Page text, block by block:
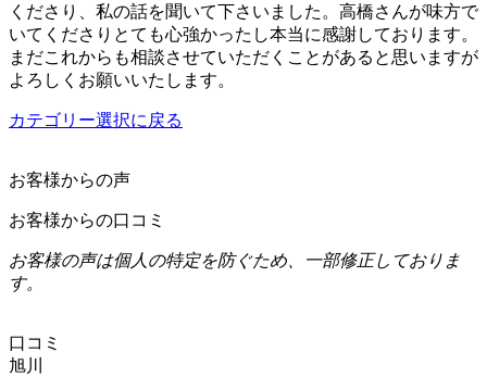
くださり、私の話を聞いて下さいました。高橋さんが味方で
いてくださりとても心強かったし本当に感謝しております。
まだこれからも相談させていただくことがあると思いますが
よろしくお願いいたします。
カテゴリー選択に戻る
お客様からの声
お客様からの口コミ
お客様の声は個人の特定を防ぐため、一部修正しておりま
す。
口コミ
旭川